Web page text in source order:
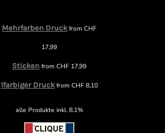
Mehrfarben DruckfromCHF
17,99
Sticken fromCHF 17,99
1farbiger DruckfromCHF 8,10
alle Produkte inkl. 8.1%